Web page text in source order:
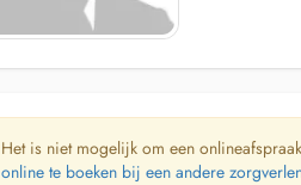
Het is niet mogelijk om een
online te boeken bij een andere